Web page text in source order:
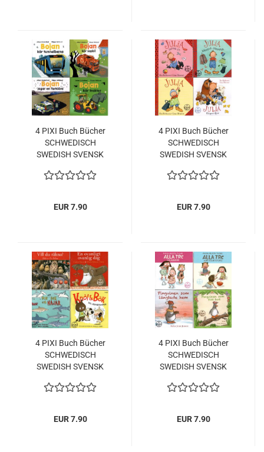
4 PIXI Buch Bücher
SCHWEDISCH
SWEDISH SVENSK
EUR 7.90
4 PIXI Buch Bücher
SCHWEDISCH
SWEDISH SVENSK
EUR 7.90
4 PIXI Buch Bücher
SCHWEDISCH
SWEDISH SVENSK
EUR 7.90
4 PIXI Buch Bücher
SCHWEDISCH
SWEDISH SVENSK
EUR 7.90